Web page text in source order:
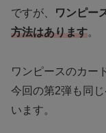
ですが、 ワンピー
方法はあります。
ワンピースのカー
今回の第2弾も同
います。